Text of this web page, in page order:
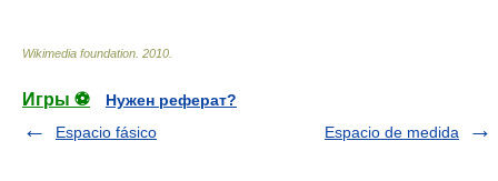
Wikimedia foundation 2010
Игры ⚽
Нужен реферат?
Espacio fásico
Espacio de medida